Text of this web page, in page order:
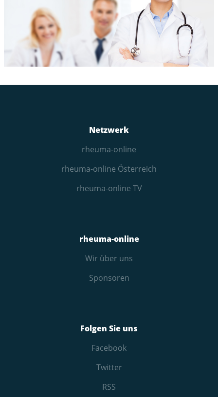
Netzwerk
rheuma-online
rheuma-online Österreich
rheuma-online TV
rheuma-online
Wir über uns
Sponsoren
Folgen Sie uns
Facebook
Twitter
RSS